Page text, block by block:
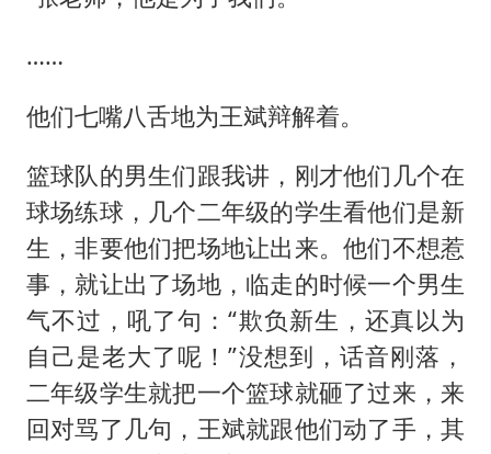
……
他们七嘴八舌地为王斌辩解着。
篮球队的男生们跟我讲，刚才他们几个在
球场练球，几个二年级的学生看他们是新
生，非要他们把场地让出来。他们不想惹
事，就让出了场地，临走的时候一个男生
气不过，吼了句：“欺负新生，还真以为
自己是老大了呢！”没想到，话音刚落，
二年级学生就把一个篮球就砸了过来，来
回对骂了几句，王斌就跟他们动了手，其